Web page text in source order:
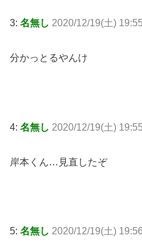
3: 名無し 2020/12/19(土)
分かっとるやんけ
4: 名無し 2020/12/19(土)
岸本くん…見直したぞ
5: 名無し 2020/12/19(土)